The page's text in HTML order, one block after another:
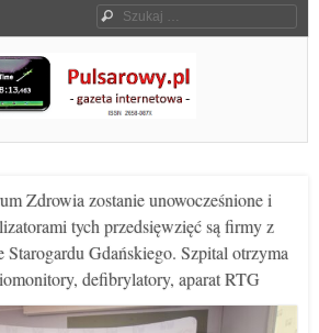
Szukaj
Zdrowia zostanie unowocześnione i
tych przedsięwzięć są firmy z
Starogardu Gdańskiego. Szpital otrzyma
defibrylatory, aparat RTG